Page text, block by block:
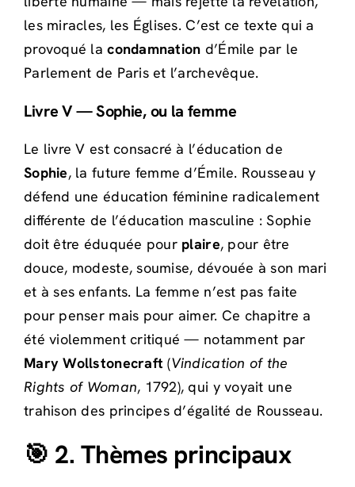
les miracles, les Églises. C’est ce texte qui a
provoqué lacondamnation d’Émile par le
Parlement de Paris et l’archevêque.
Livre V — Sophie, ou la femme
Le livre V est consacré à l’éducation de
Sophie, la future femme d’Émile. Rousseau y
défend une éducation féminine radicalement
différente de l’éducation masculine : Sophie
doit être éduquée pour plaire, pour être
douce, modeste, soumise, dévouée à son mari
et à ses enfants. La femme n’est pas faite
pour penser mais pour aimer. Ce chapitre a
été violemment critiqué — notamment par
Mary Wollstonecraft (Vindication of the
Rights of Woman, 1792), qui y voyait une
trahison des principes d’égalité de Rousseau.
🎯 2. Thèmes principaux